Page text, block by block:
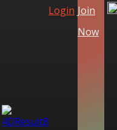
Login Join
Now